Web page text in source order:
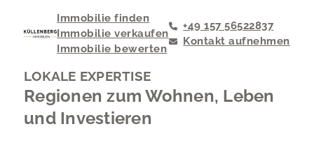
Immobilie finden
Immobilie verkaufen
Immobilie bewerten
+49 157 56522837
Kontakt aufnehmen
LOKALE EXPERTISE
Regionen zum Wohnen, Leben
und Investieren